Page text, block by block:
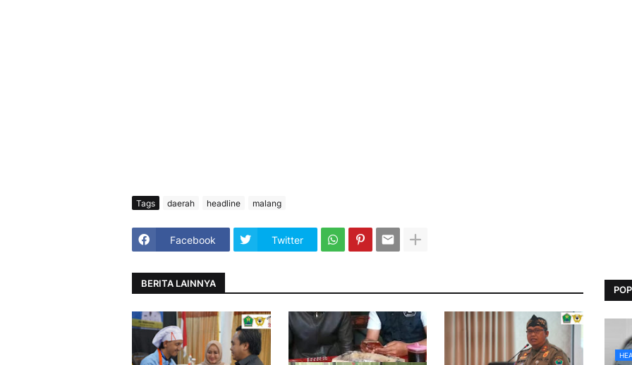
Tags daerah headline malang
Facebook Twitter
BERITA LAINNYA